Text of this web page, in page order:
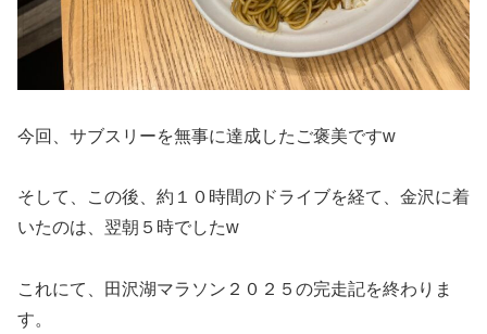
今回、サブスリーを無事に達成したご褒美ですw
そして、この後、約１０時間のドライブを経て、金沢に着
いたのは、翌朝５時でしたw
これにて、田沢湖マラソン２０２５の完走記を終わりま
す。